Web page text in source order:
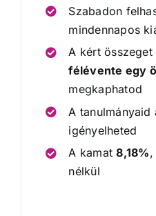
Szabadon
mindennapos
A kért összeget
félévente egy
megkaphatod
A tanulmányaid
igényelheted
A kamat8,18%
nélkül